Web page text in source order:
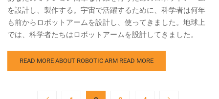
を設計し、製作する。宇宙で活躍するために、科学者は何年
も前からロボットアームを設計し、使ってきました。地球上
では、科学者たちはロボットアームを設計してきました。
READ MORE ABOUT ROBOTIC ARM READ MORE